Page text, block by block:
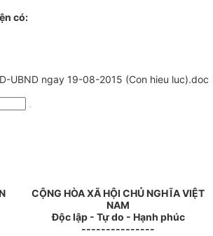
có:
UBND ngay 19-08-2015 (Con hieu luc).doc
CỘNG HÒA XÃ HỘI CHỦ NGHĨA VIỆT
NAM
Độc lập - Tự do - Hạnh phúc
---------------